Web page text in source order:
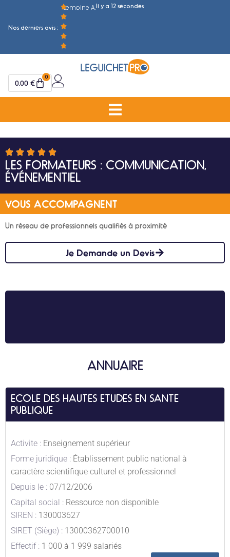
Nos derniers avis :
Lemoine A.Il y a 12 secondes
0,00 €
0
LES FORMATEURS : COMMUNICATION,
ÉVÉNEMENTIEL
VOUS ACCOMPAGNENT
Un réseau de professionnels qualifiés à proximité
ANNUAIRE
ECOLE DES HAUTES ETUDES EN SANTE
PUBLIQUE
Activite : Enseignement supérieur
Forme juridique : Établissement public national à
caractère scientifique culturel et professionnel
Depuis le : 07/12/2006
Capital social : Ressource non disponible
SIREN : 130003627
SIRET (Siège) : 13000362700010
Effectif : 1 000 à 1 999 salariés
Je Demande un Devis